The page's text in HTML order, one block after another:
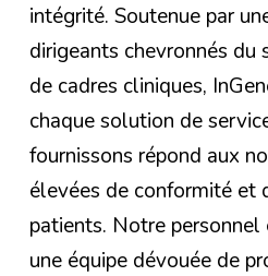
intégrité. Soutenue par
dirigeants chevronnés du
de cadres cliniques,
chaque solution de
fournissons répond aux
élevées de conformité et
patients. Notre personnel
une équipe dévouée de